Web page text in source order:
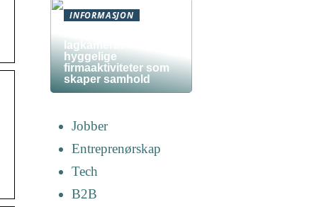
INFORMASJON
lagkamerat –
hyggelige
firmaaktiviteter som
skaper samhold
Jobber
Entreprenørskap
Tech
B2B